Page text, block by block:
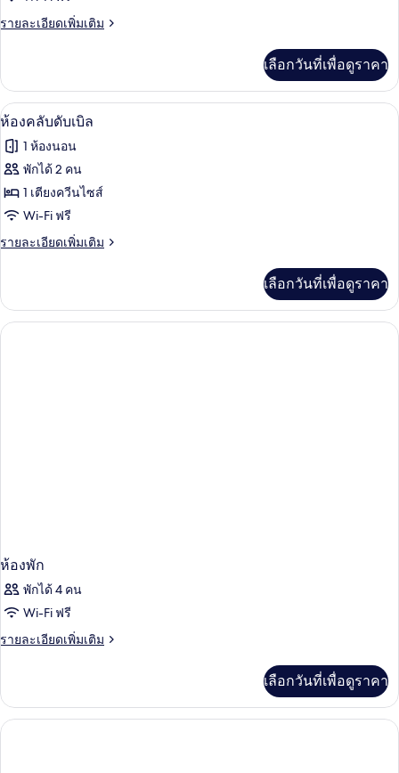
มิ
ไม่มี
หน้าต่าง
รายละเอียดเพิ่มเติม
ราย
เกี่ยว
กับ
ห้อง
มิ
ลี่,
หน้าต่าง
เลือกวันที่เพื่อดูราคา
เปิด
ภาพถ่าย
ทั้งหมด
ของ
ห้อง
คลับ
โต๊ะทำงาน, พื้นที่ทำงานแบบใช้แล็ปท็อ
7
ห้องคลับดับเบิล
1 ห้องนอน
พักได้ 2 คน
1 เตียงควีนไซส์
Wi-Fi ฟรี
รายละเอียดเพิ่มเติม
ราย
เกี่ยว
กับ
ห้อง
เลือกวันที่เพื่อดูราคา
ห้องพัก
พักได้ 4 คน
Wi-Fi ฟรี
รายละเอียดเพิ่มเติม
ราย
เกี่ยว
กับ
ห้อง
เลือกวันที่เพื่อดูราคา